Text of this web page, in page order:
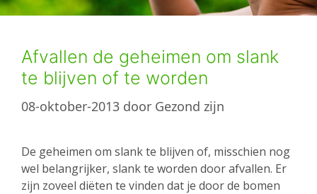
Afvallen de geheimen om slank
te blijven of te worden
08-oktober-2013 door Gezond zijn
De geheimen om slank te blijven of, misschien nog
wel belangrijker, slank te worden door afvallen. Er
zijn zoveel diëten te vinden dat je door de bomen